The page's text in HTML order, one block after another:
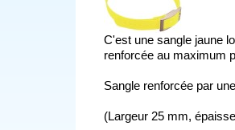
C'est une sangle jaune
renforcée au maximum
Sangle renforcée par
(Largeur 25 mm,